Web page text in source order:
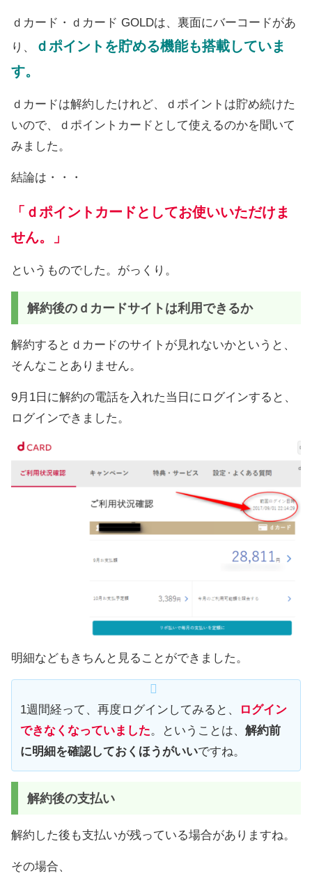
ｄカード・ｄカード GOLDは、裏面にバーコードがあ
り、
ｄポイントを貯める機能も搭載していま
す。
ｄカードは解約したけれど、ｄポイントは貯め続けた
いので、ｄポイントカードとして使えるのかを聞いて
みました。
結論は・・・
「ｄポイントカードとしてお使いいただけま
せん。」
というものでした。がっくり。
解約後のｄカードサイトは利用できるか
解約するとｄカードのサイトが見れないかというと、
そんなことありません。
9月1日に解約の電話を入れた当日にログインすると、
ログインできました。
明細などもきちんと見ることができました。
1週間経って、再度ログインしてみると、
ログイン
できなくなっていました。ということは、 解約前
に明細を確認しておくほうがいいですね。
解約後の支払い
解約した後も支払いが残っている場合がありますね。
その場合、